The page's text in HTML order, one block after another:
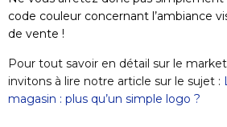
code couleur concernant l’ambiance
de vente !
Pour tout savoir en détail sur le
invitons à lire notre article sur le sujet :
magasin : plus qu’un simple logo ?